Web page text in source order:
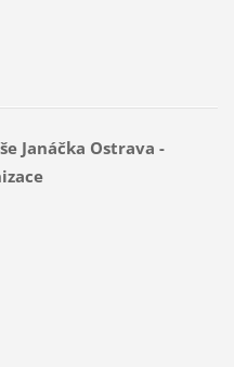
Janáčka Ostrava -